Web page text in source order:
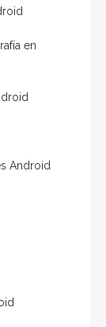
en
Android